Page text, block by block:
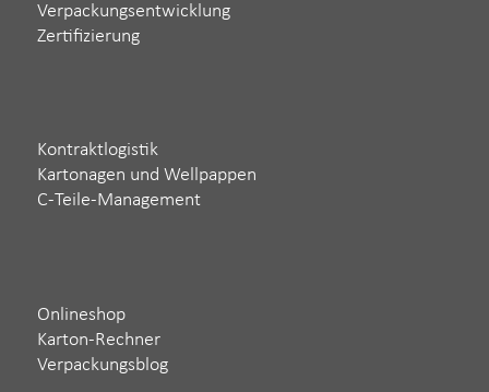
Verpackungsentwicklung
Zertifizierung
Kontraktlogistik
Kartonagen und Wellpappen
C-Teile-Management
Onlineshop
Karton-Rechner
Verpackungsblog